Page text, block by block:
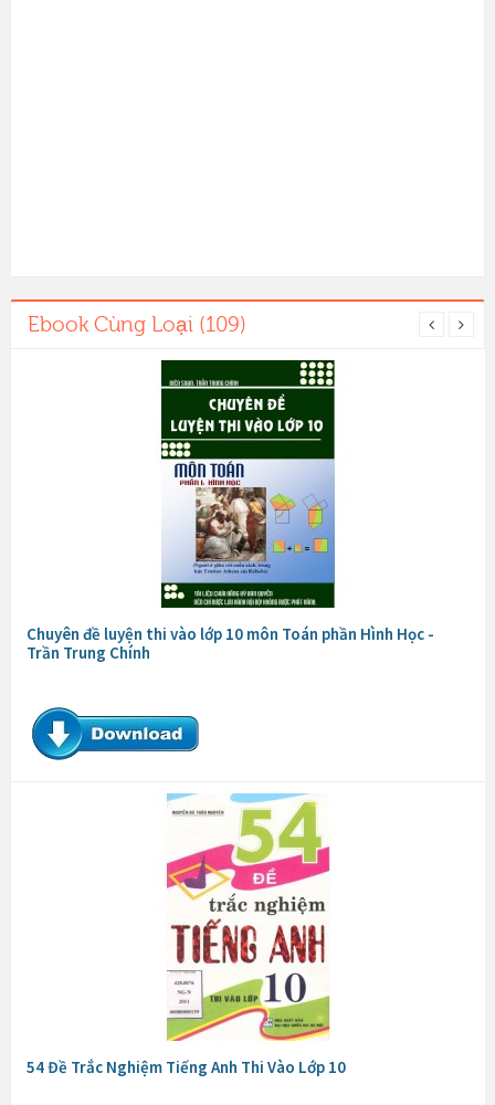
Ebook Cùng Loại (109)
Chuyên đề luyện thi vào lớp 10 môn Toán phần Hình Học -
Trần Trung Chính
54 Đề Trắc Nghiệm Tiếng Anh Thi Vào Lớp 10